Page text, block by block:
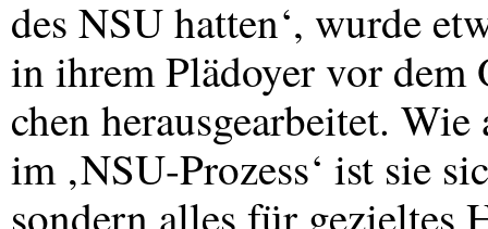
des NSUhatten‘, wurde
in ihrem Plädoyer vor dem
chen herausgearbeitet.
im ‚NSU-Prozess‘ ist sie
sondern alles für gezieltes